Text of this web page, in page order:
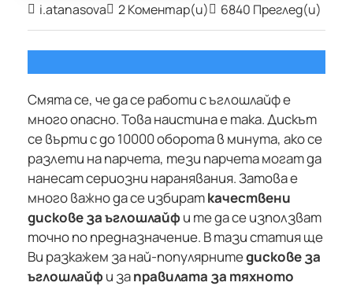
i.atanasova 2 Коментар(и) 6840 Преглед(и)
Смята се, че да се работи с ъглошлайф е
много опасно. Това наистина е така. Дискът
се върти с до 10000 оборота в минута, ако се
разлети на парчета, тези парчета могат да
нанесат сериозни наранявания. Затова е
много важно да се избираткачествени
дискове за ъглошлайф и те да се използват
точно по предназначение. В тази статия ще
Ви разкажем за най-популярнитедискове за
ъглошлайф и заправилата за тяхното